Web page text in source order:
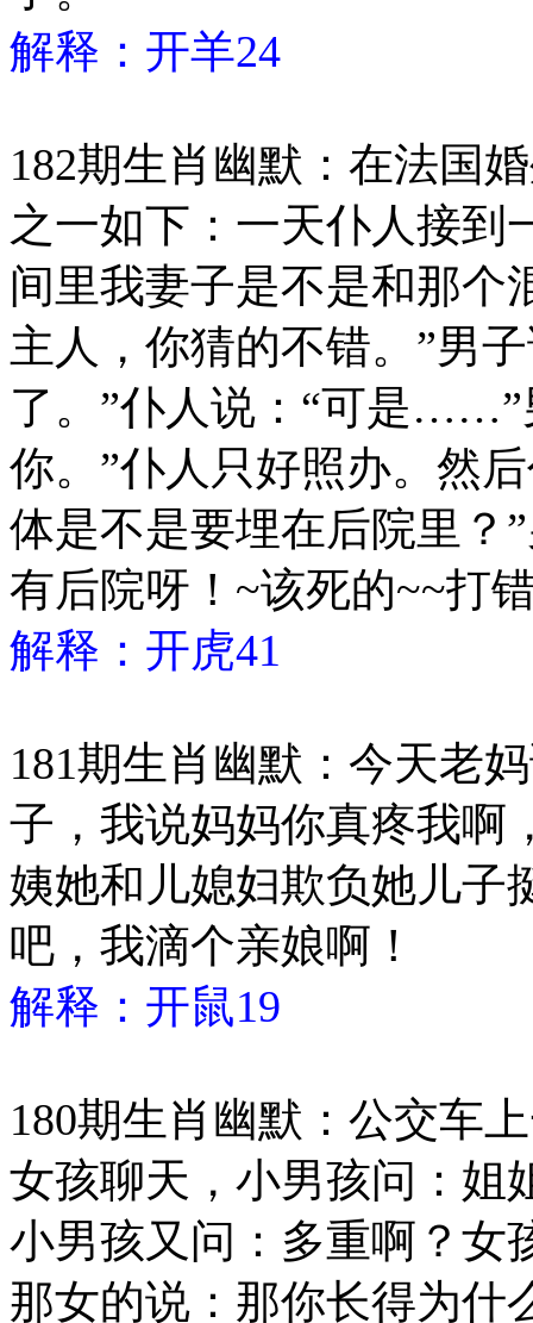
解释：开羊24
182期生肖幽默：在法国
之一如下：一天仆人接到
间里我妻子是不是和那个
主人，你猜的不错。”男
了。”仆人说：“可是……”
你。”仆人只好照办。然
体是不是要埋在后院里？
有后院呀！~该死的~~打
解释：开虎41
181期生肖幽默：今天老
子，我说妈妈你真疼我啊
姨她和儿媳妇欺负她儿子
吧，我滴个亲娘啊！
解释：开鼠19
180期生肖幽默：公交车
女孩聊天，小男孩问：姐
小男孩又问：多重啊？女
那女的说：那你长得为什